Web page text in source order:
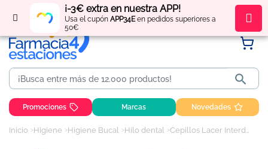
¡-3€ extra en nuestra APP!
Usa el cupón APP34Een pedidos superiores a
50€
Regístratey obténpuntos por tus compras

Promociones Marcas Novedades
Inicio Higiene Higiene Bucal Hilo dental Cepillos Lacer Interdentales angular extrafino. 10 unidades